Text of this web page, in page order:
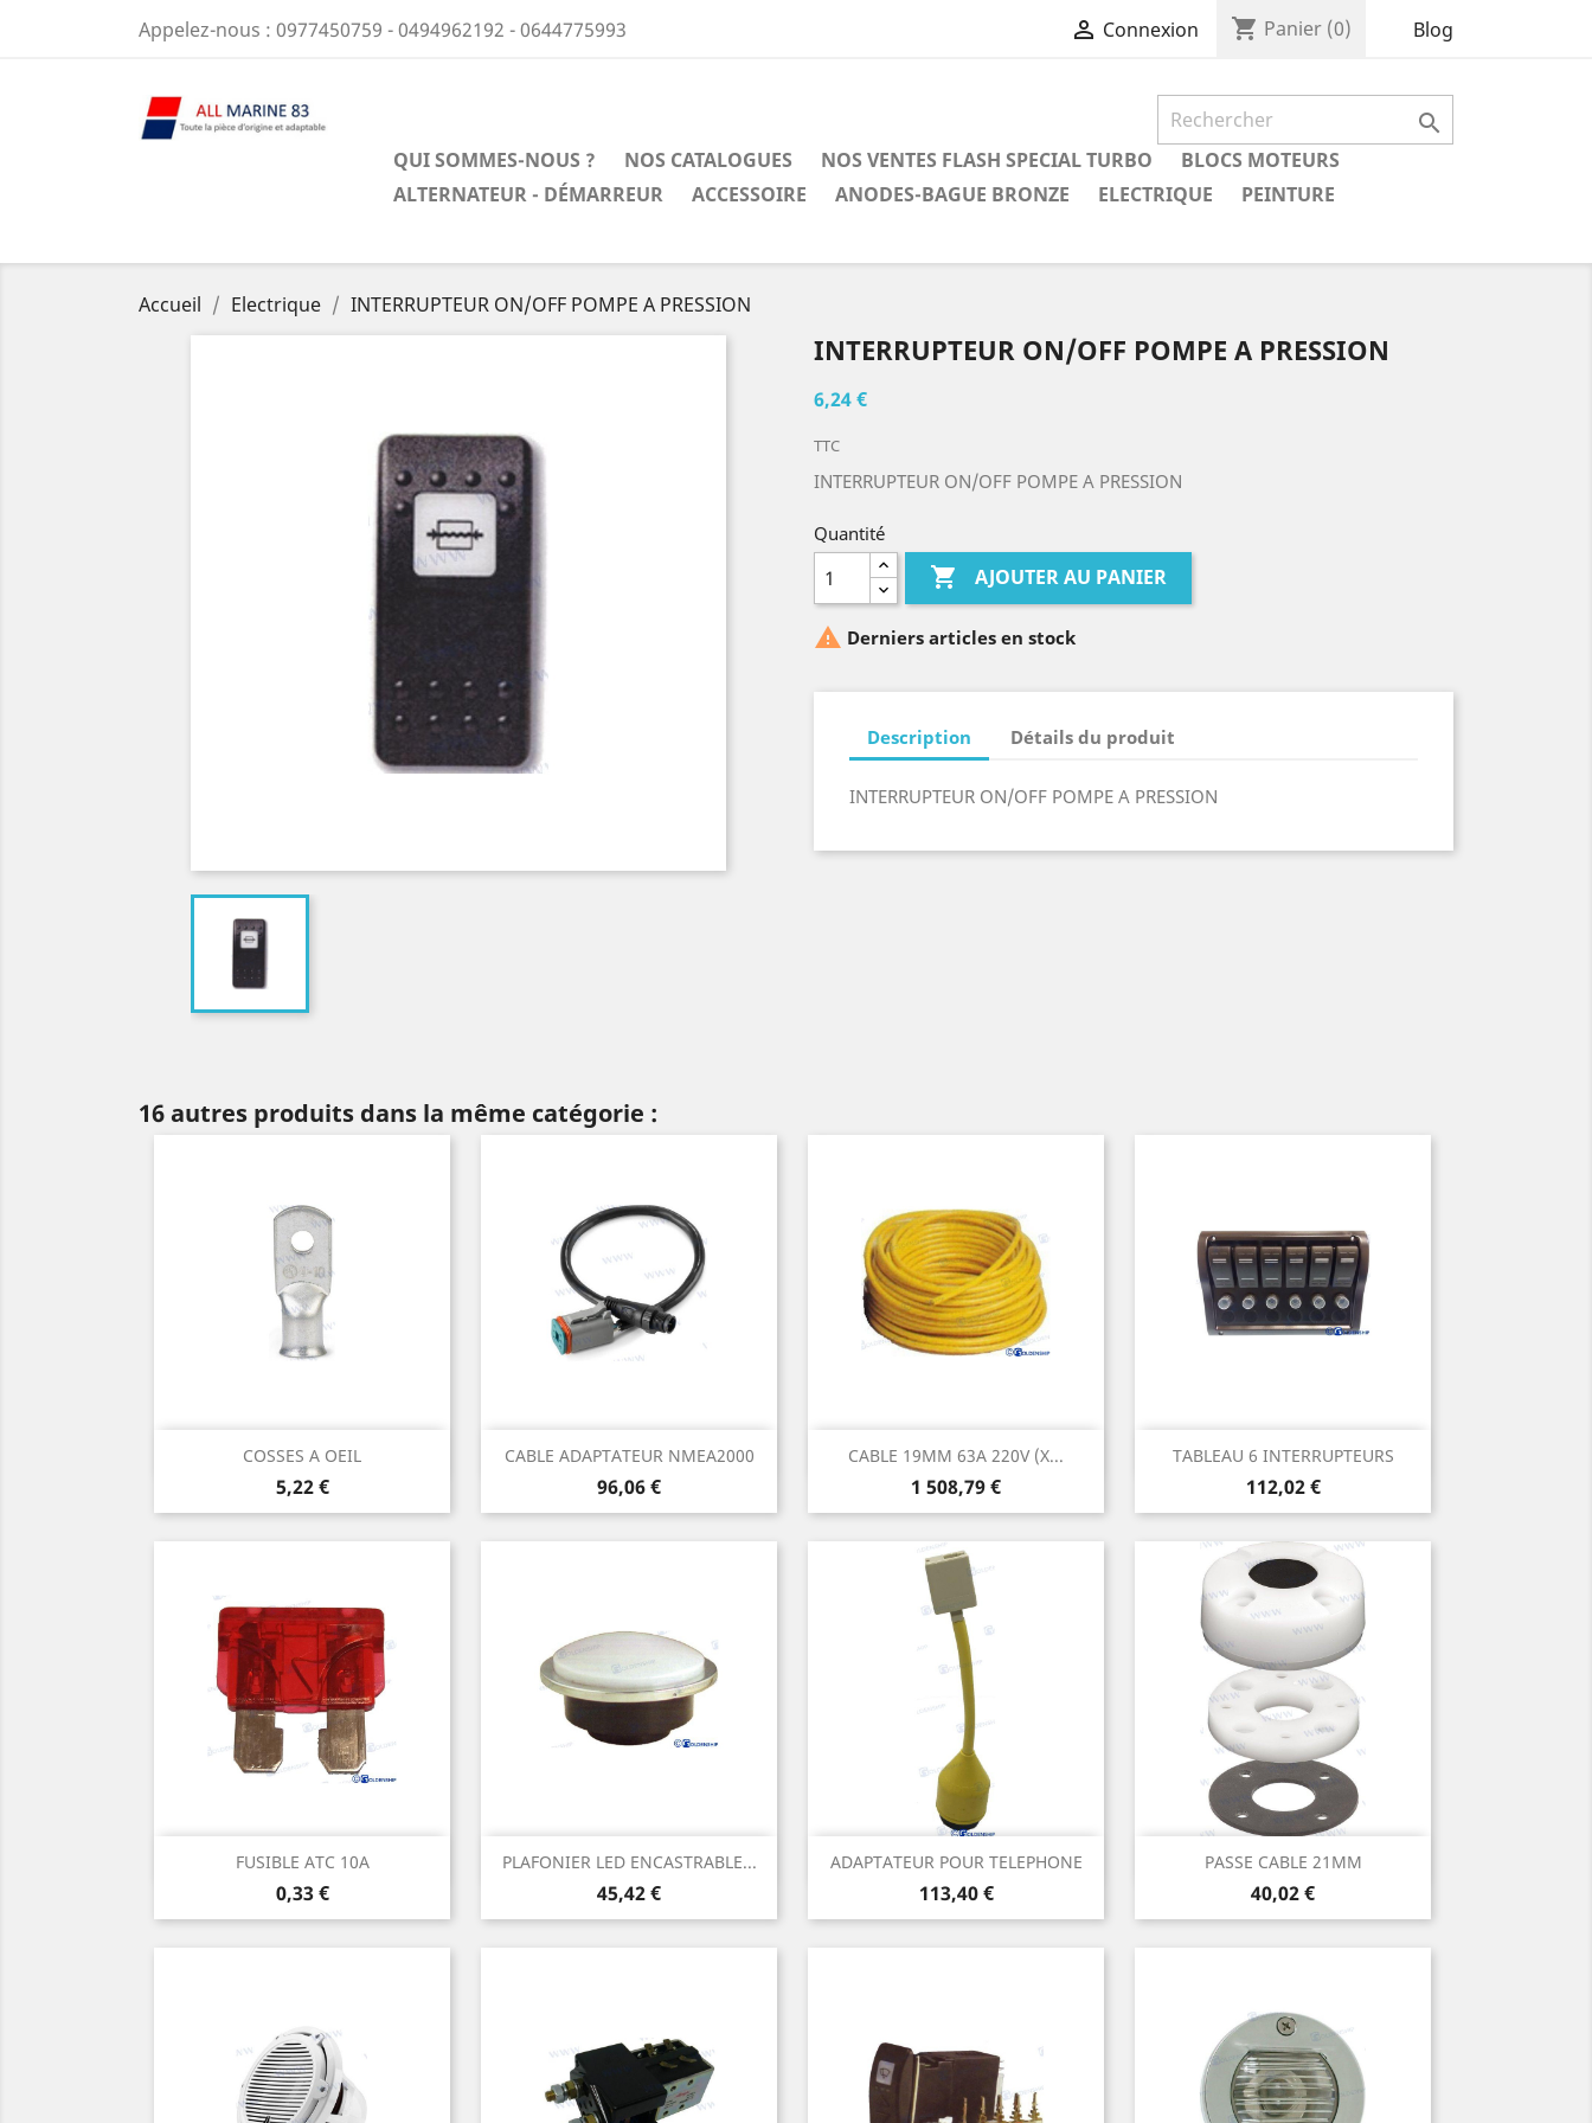
Appelez-nous : 0977450759 - 0494962192 - 0644775993  Connexion shopping_cart Panier (0) Blog

QUI SOMMES-NOUS ? NOS CATALOGUES NOS VENTES FLASH SPECIAL TURBO
BLOCS MOTEURS
ALTERNATEUR - DÉMARREUR
ACCESSOIRE ANODES-BAGUE BRONZE ELECTRIQUE PEINTURE
Accueil Electrique INTERRUPTEUR ON/OFF POMPE A PRESSION
INTERRUPTEUR ON/OFF POMPE A PRESSION
6,24 €
TTC
INTERRUPTEUR ON/OFF POMPE A PRESSION
Quantité
 AJOUTER AU PANIER
 Derniers articles en stock
Description Détails du produit
INTERRUPTEUR ON/OFF POMPE A PRESSION
16 autres produits dans la même catégorie :
COSSES A OEIL
Prix
5,22 €
Aperçu rapide CABLE ADAPTATEUR NMEA2000
Prix
96,06 €
Aperçu rapide CABLE 19MM 63A 220V (X...
Prix
1 508,79 €
Aperçu rapide TABLEAU 6 INTERRUPTEURS
Prix
112,02 €
Aperçu rapide
FUSIBLE ATC 10A
Prix
0,33 €
Aperçu rapide PLAFONIER LED ENCASTRABLE...
Prix
45,42 €
Aperçu rapide ADAPTATEUR POUR TELEPHONE
Prix
113,40 €
Aperçu rapide PASSE CABLE 21MM
Prix
40,02 €
Aperçu rapide